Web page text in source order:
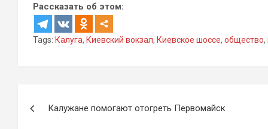
Рассказать об этом:
Tags: Калуга, Киевский вокзал, Киевское шоссе, общество,
Калужане помогают отогреть Первомайск